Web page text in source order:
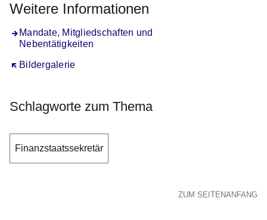
Weitere Informationen
Mandate, Mitgliedschaften und
Nebentätigkeiten
Bildergalerie
Öffnet sich in einem neuen Fenster
Schlagworte zum Thema
Finanzstaatssekretär
ZUM SEITENANFANG